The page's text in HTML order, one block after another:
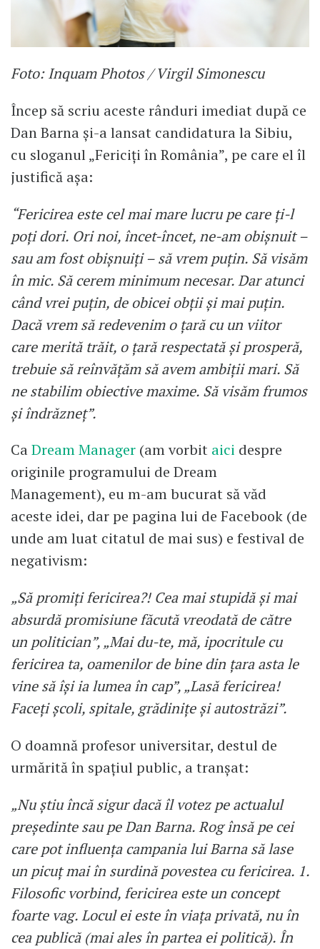
Foto: Inquam Photos / Virgil Simonescu
Încep să scriu aceste rânduri imediat după ce
Dan Barna şi-a lansat candidatura la Sibiu,
cu sloganul „Fericiţi în România”, pe care el îl
justifică aşa:
“Fericirea este cel mai mare lucru pe care ţi-l
poţi dori. Ori noi, încet-încet, ne-am obişnuit –
sau am fost obişnuiţi – să vrem puţin. Să visăm
în mic. Să cerem minimum necesar. Dar atunci
când vrei puţin, de obicei obţii şi mai puţin.
Dacă vrem să redevenim o ţară cu un viitor
care merită trăit, o ţară respectată şi prosperă,
trebuie să reînvăţăm să avem ambiţii mari. Să
ne stabilim obiective maxime. Să visăm frumos
şi îndrăzneţ”.
CaDream Manager (am vorbit aici despre
originile programului de Dream
Management), eu m-am bucurat să văd
aceste idei, dar pe pagina lui de Facebook (de
unde am luat citatul de mai sus) e festival de
negativism:
„Să promiţi fericirea?! Cea mai stupidă şi mai
absurdă promisiune făcută vreodată de către
un politician”, „Mai du-te, mă, ipocritule cu
fericirea ta, oamenilor de bine din ţara asta le
vine să îşi ia lumea în cap”, „Lasă fericirea!
Faceţi şcoli, spitale, grădiniţe şi autostrăzi”.
O doamnă profesor universitar, destul de
urmărită în spaţiul public, a tranşat:
„Nu ştiu încă sigur dacă îl votez pe actualul
preşedinte sau pe Dan Barna. Rog însă pe cei
care pot influenţa campania lui Barna să lase
un picuţ mai în surdină povestea cu fericirea. 1.
Filosofic vorbind, fericirea este un concept
foarte vag. Locul ei este în viaţa privată, nu în
cea publică (mai ales în partea ei politică). În